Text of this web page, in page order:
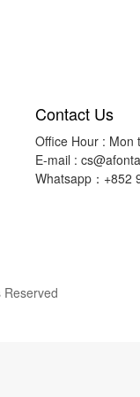
Contact Us
Office Hour : Mon
E-mail :
Whatsapp：+852